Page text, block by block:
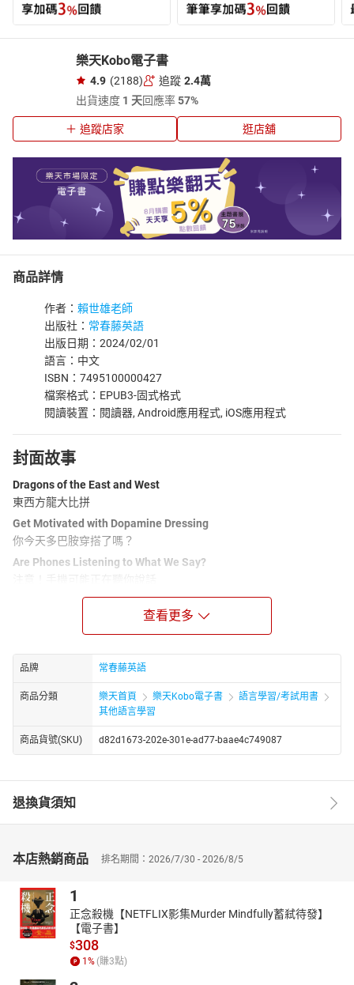
樂天Kobo電子書
4.9 (2188) 追蹤 2.4萬
出貨速度 1 天回應率57%
追蹤店家 逛店舖
商品詳情
作者： 賴世雄老師
出版社： 常春藤英語
出版日期：2024/02/01
語言：中文
ISBN：7495100000427
檔案格式：EPUB3-固式格式
閱讀裝置：閱讀器, Android應用程式, iOS應用程式
封面故事
Dragons of the East and West
東西方龍大比拼
Get Motivated with Dopamine Dressing
你今天多巴胺穿搭了嗎？
Are Phones Listening to What We Say?
高中生必備解析英語雜誌！
字 /
國內幾乎高中生人手一本的《常春藤解析英語雜誌》由賴世雄教授
於一九八八年七月發行創刊號， 是一份製作嚴謹的專業英語廣播月
刊。一直不斷在品質上力求精進及掌握學界脈動與讀者需求，多年
來深獲全台英文老師的口碑肯定並訂購的雜誌，為多所高中指定之
特色
文章選材多元，包括文學萬花筒、科普園地、焦點新聞、新聞英
明，讓讀者在閱讀各類新知文章的同時，也能學習到大量單字。
2. 提升寫作能力
提升讀者寫作能力的內容包括有：簡函寫作、看圖寫作、圖表寫
作、主題寫作、翻譯等篇幅。各類型作文重在以引導句、發展句、
結論句的“TDC”理論，引導讀者活用所學的詞彙、語法，能夠寫出符
查看更多
品牌 常春藤英語
商品分類 樂天首頁 樂天Kobo電子書
語言學習/考試用書
其他語言學習
商品貨號(SKU) d82d1673-202e-301e-ad77-baae4c749087
退換貨須知
本店熱銷商品 排名期間：2026/7/30 - 2026/8/5
1
正念殺機【NETFLIX影集Murder Mindfully蓄弒待發】
【電子書】
$308
1 % (賺3點)